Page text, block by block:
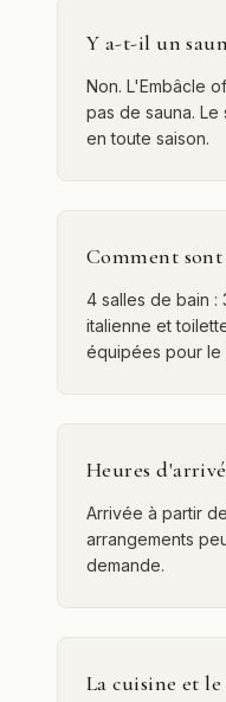
Y a-t-il un
Non. L'Embâcle
pas de sauna.
en toute saison.
Comment sont
4 salles de bain :
italienne et
équipées pour le
Heures
Arrivée à partir
arrangements
demande.
La cuisine et